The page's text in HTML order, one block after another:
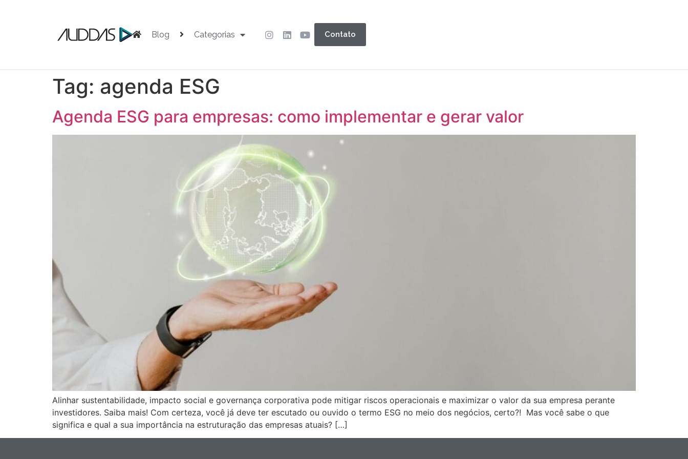
Blog Categorias Contato
Tag: agenda ESG
Agenda ESG para empresas: como implementar e gerar valor
Alinhar sustentabilidade, impacto social e governança corporativa pode mitigar riscos operacionais e maximizar o valor da sua empresa perante
investidores. Saiba mais! Com certeza, você já deve ter escutado ou ouvido o termo ESG no meio dos negócios, certo?! Mas você sabe o que
significa e qual a sua importância na estruturação das empresas atuais? […]